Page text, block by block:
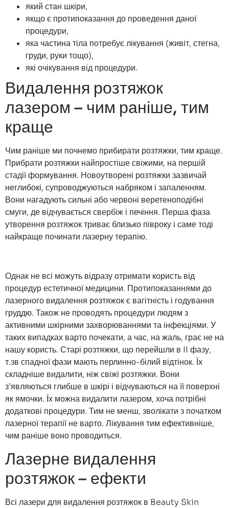
який стан шкіри,
якщо є протипоказання до проведення даної
процедури,
яка частина тіла потребує лікування (живіт, стегна,
груди, руки тощо),
які очікування від процедури.
Видалення розтяжок
лазером – чим раніше, тим
краще
Чим раніше ми почнемо прибирати розтяжки, тим краще.
Прибрати розтяжки найпростіше свіжими, на першій
стадії формування. Новоутворені розтяжки зазвичай
неглибокі, супроводжуються набряком і запаленням.
Вони нагадують сильні або червоні веретеноподібні
смуги, де відчувається свербіж і печіння. Перша фаза
утворення розтяжок триває близько півроку і саме тоді
найкраще починати лазерну терапію.
Однак не всі можуть відразу отримати користь від
процедур естетичної медицини. Протипоказаннями до
лазерного видалення розтяжок є вагітність і годування
груддю. Також не проводять процедури людям з
активними шкірними захворюваннями та інфекціями. У
таких випадках варто почекати, а час, на жаль, грає не на
нашу користь. Старі розтяжки, що перейшли в II фазу,
т.зв спадної фази мають перлинно-білий відтінок. Їх
складніше видалити, ніж свіжі розтяжки. Вони
з’являються глибше в шкірі і відчуваються на її поверхні
як ямочки. Їх можна видалити лазером, хоча потрібні
додаткові процедури. Тим не менш, зволікати з початком
лазерної терапії не варто. Лікування тим ефективніше,
чим раніше воно проводиться.
Лазерне видалення
розтяжок – ефекти
Всі лазери для видалення розтяжок в Beauty Skin